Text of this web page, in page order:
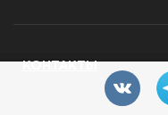
КОНТАКТЫ